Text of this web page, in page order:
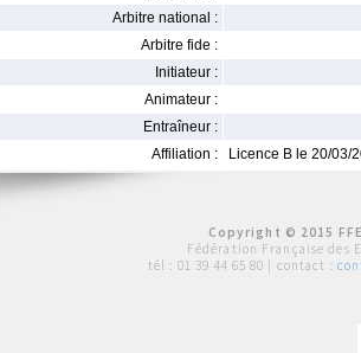
Arbitre national :
Arbitre fide :
Initiateur :
Animateur :
Entraîneur :
Affiliation :
Licence B le 20/03/
Copyright © 2015
Fédération Française des
tél : 01 39 44 65 80 | contact :